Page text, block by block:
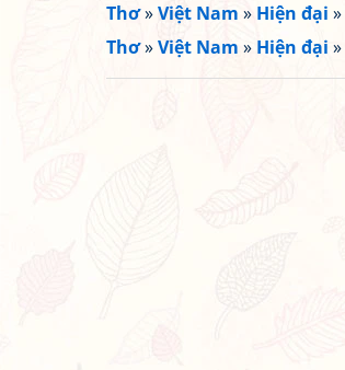
Thơ»Việt Nam » Hiện đại »
Thơ»Việt Nam » Hiện đại »